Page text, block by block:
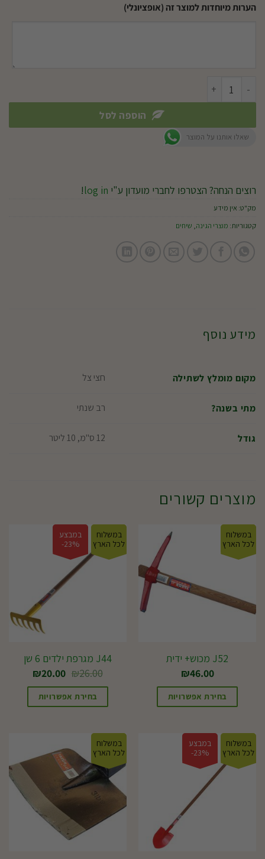
הערות מיוחדות למוצר זה (אופציונלי)
כמות של ברונפלסיה(אתמול,היום,מחר)
הוספה לסל
שאלו אותנו על המוצר
רוצים הנחה? הצטרפו לחברי מועדון ע"י log in
!
מק"ט: אין מידע
קטגוריות: מוצרי הגינה, שיחים
מידע נוסף
מקום מומלץ לשתילה חצי צל
מתי בשנה? רב שנתי
גודל 12 ס"מ, 10 ליטר
מוצרים קשורים
במשלוח
לכל הארץ
J52 מכוש+ ידית
₪46.00
בחירת אפשרויות
במשלוח
לכל הארץ
במבצע
23%-
J44 מגרפת ילדים 6 שן
₪26.00 המחיר
היה:
₪26.00.
₪20.00 המחיר
₪20.00. בחירת אפשרויות
במשלוח
לכל הארץ
במבצע
23%-
במשלוח
לכל הארץ